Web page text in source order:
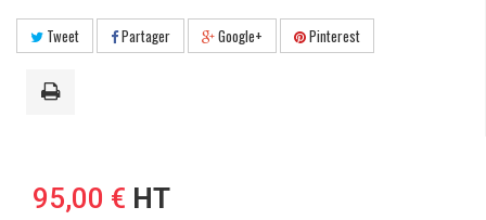
Tweet Partager Google+ Pinterest
95,00 € HT